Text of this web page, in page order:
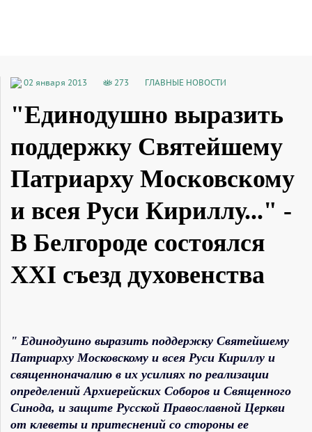
02 января 2013 273 ГЛАВНЫЕ НОВОСТИ
"Единодушно выразить
поддержку Святейшему
Патриарху Московскому
и всея Руси Кириллу..." -
В Белгороде состоялся
XXI съезд духовенства
" Единодушно выразить поддержку Святейшему
Патриарху Московскому и всея Руси Кириллу и
священноначалию в их усилиях по реализации
определений Архиерейских Соборов и Священного
Синода, и защите Русской Православной Церкви
от клеветы и притеснений со стороны ее